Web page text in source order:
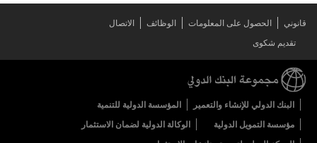
قانوني الحصول على المعلومات الوظائف
الاتصال
تقديم شكوى
البنك الدولي للإنشاء والتعمير
المؤسسة الدولية للتنمية
مؤسسة التمويل الدولية
الوكالة الدولية لضمان الاستثمار